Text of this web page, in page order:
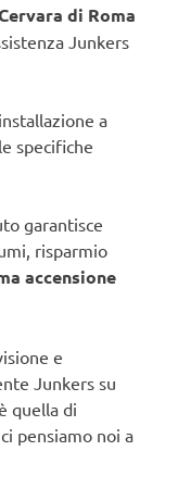
di Roma
Junkers
a
specifiche
garantisce
risparmio
accensione
e
Junkers su
quella di
pensiamo noi a